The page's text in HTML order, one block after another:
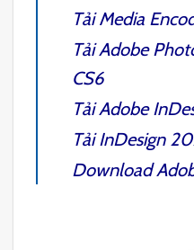
TảiMedia
TảiAdobe
CS6
TảiAdobe
TảiInDesign
Download